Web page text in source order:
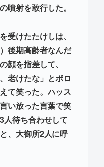
噴射を敢行した。
受けたたけしは、
後期高齢者なんだ
顔を指差して、
老けたな」とポロ
て笑った。ハッス
い放った言葉で笑
人待ち合わせして
、大御所2人に呼